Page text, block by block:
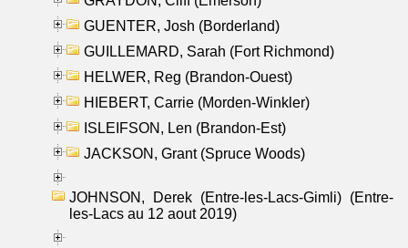
GUENTER, Josh (Borderland)
GUILLEMARD, Sarah (Fort Richmond)
HELWER, Reg (Brandon-Ouest)
HIEBERT, Carrie (Morden-Winkler)
ISLEIFSON, Len (Brandon-Est)
JACKSON, Grant (Spruce Woods)
JOHNSON, Derek (Entre-les-Lacs-Gimli) (Entre-
les-Lacs au 12 aout 2019)